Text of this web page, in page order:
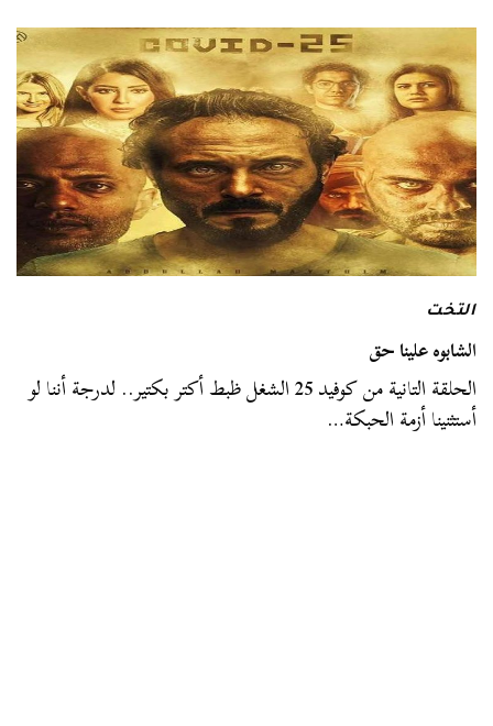
التخت
الشابوه علينا حق
الحلقة التانية من كوفيد 25 الشغل ظبط أكتر بكتير.. لدرجة أننا لو
أستثنينا أزمة الحبكة…